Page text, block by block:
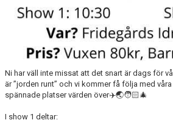
Ni har väll inte missat att det snart är dags för
är ”jorden runt” och vi kommer få följa med
spännade platser värden över✈️🌏🧑🏻‍🎄
I show 1 deltar: